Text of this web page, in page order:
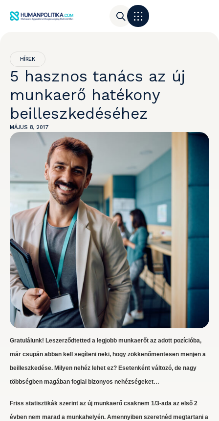
HÍREK
5 hasznos tanács az új
munkaerő hatékony
beilleszkedéséhez
MÁJUS 8, 2017
Gratulálunk! Leszerződtetted a legjobb munkaerőt az adott pozícióba,
már csupán abban kell segíteni neki, hogy zökkenőmentesen menjen a
beilleszkedése. Milyen nehéz lehet ez? Esetenként változó, de nagy
többségben magában foglal bizonyos nehézségeket…
Friss statisztikák szerint az új munkaerő csaknem 1/3-ada az első 2
évben nem marad a munkahelyén. Amennyiben szeretnéd megtartani a